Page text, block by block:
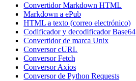
Convertidor Markdown HTML
Markdown a ePub
HTML a texto (correo electrónico)
Codificador y decodificador Base64
Convertidor de marca Unix
Conversor cURL
Conversor Fetch
Conversor Axios
Conversor de Python Requests